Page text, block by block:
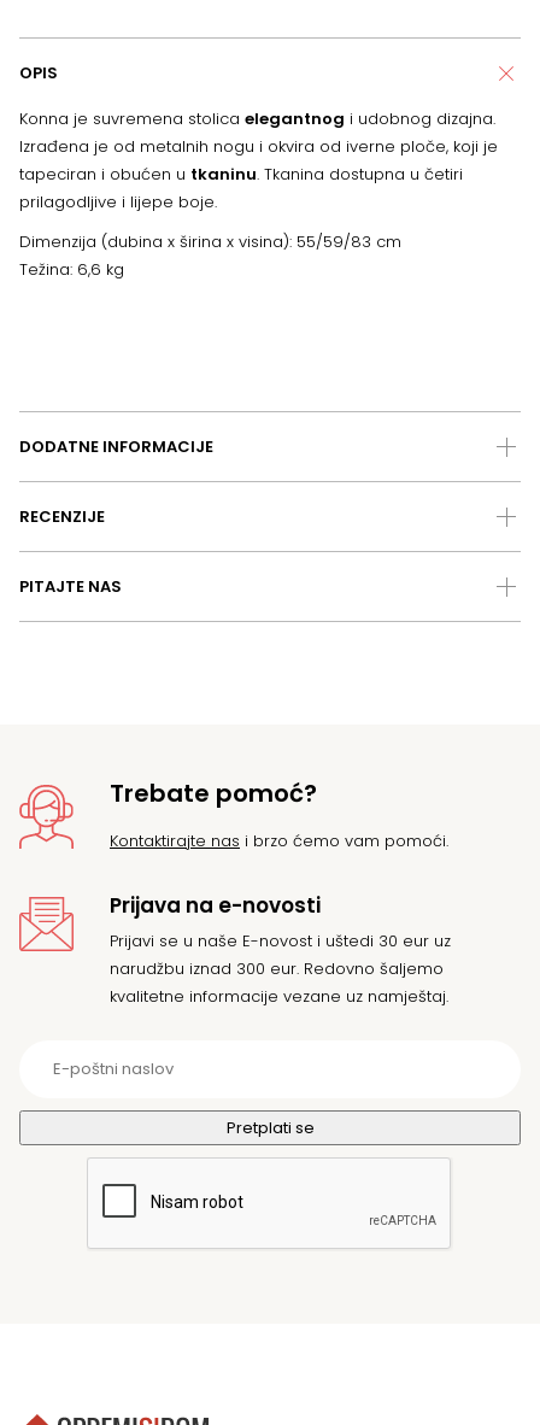
OPIS
Konna je suvremena stolica elegantnog i udobnog dizajna.
Izrađena je od metalnih nogu i okvira od iverne ploče, koji je
tapeciran i obućen u tkaninu. Tkanina dostupna u četiri
prilagodljive i lijepe boje.
Dimenzija (dubina x širina x visina): 55/59/83 cm
Težina: 6,6 kg
DODATNE INFORMACIJE
RECENZIJE
PITAJTE NAS
Trebate pomoć?
Kontaktirajte nas i brzo ćemo vam pomoći.
Prijava na e-novosti
Prijavi se u naše E-novost i uštedi 30 eur uz
narudžbu iznad 300 eur. Redovno šaljemo
kvalitetne informacije vezane uz namještaj.